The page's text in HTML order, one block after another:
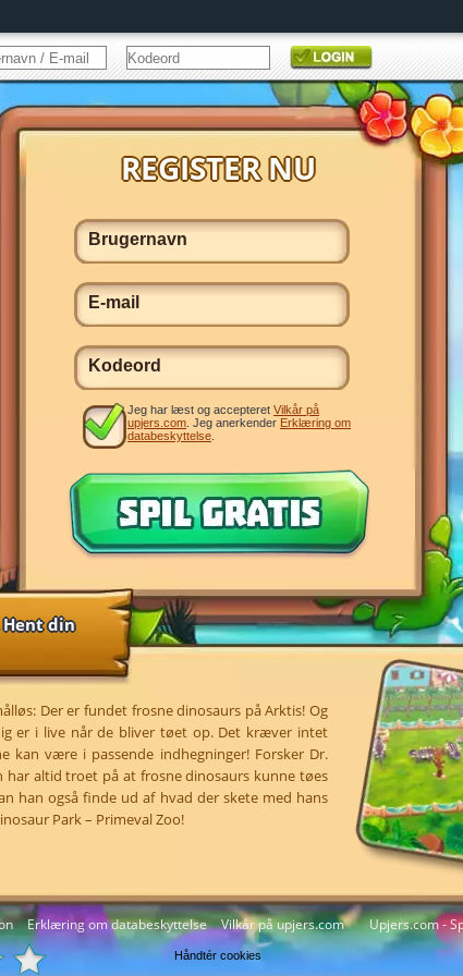
Erklæring om databeskyttelse Vilkår på upjers.com Upjers.com -
Håndtér cookies
Hent din
Der er fundet frosne dinosaurs på Arktis! Og
er i live når de bliver tøet op. Det kræver intet
kan være i passende indhegninger! Forsker Dr.
altid troet på at frosne dinosaurs kunne tøes
han også finde ud af hvad der skete med hans
Park – Primeval Zoo!
Jeg har læst og accepteret Vilkår på
upjers.com . Jeg anerkender Erklæring om
databeskyttelse